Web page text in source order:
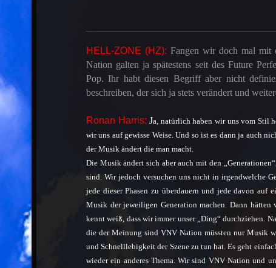
HELL-ZONE (HZ): Fangen wir doch mal mit
Nation galten ja spätestens seit des Future
Pop. Ihr habt diesen Begriff aber nicht
beschreiben, der sich ja stets verändert und
Ronan Harris:Ja, natürlich haben wir uns vom Stil
wir uns auf gewisse Weise. Und so ist es dann ja auch
der Musik ändert die man macht.
Die Musik ändert sich aber auch mit den
sind. Wir jedoch versuchen uns nicht in irgendwelche
jede dieser Phasen zu überdauern und jede davon auf
Musik der jeweiligen Generation machen. Dann
kennt weiß, dass wir immer unser „Ding“ durchziehen.
die der Meinung sind VNV Nation müssten nur Musik
und Schnelllebigkeit der Szene zu tun hat. Es geht
wieder ein anderes Thema. Wir sind VNV Nation und